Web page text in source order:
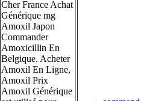
Cher France Achat
Générique mg
Amoxil Japon
Commander
Amoxicillin En
Belgique. Acheter
Amoxil En Ligne,
Amoxil Prix
Amoxil Générique